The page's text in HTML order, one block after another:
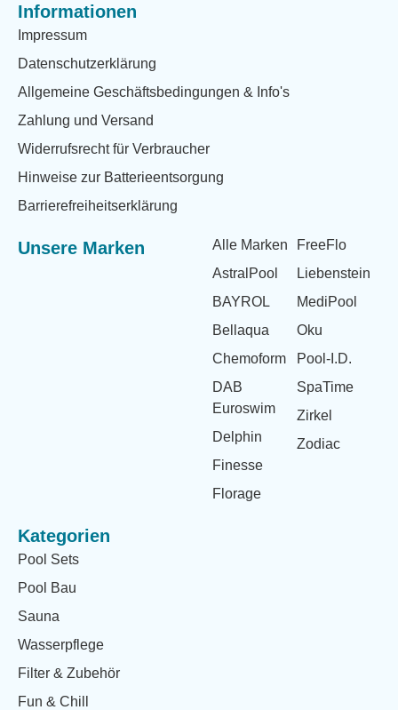
Informationen
Impressum
Datenschutzerklärung
Allgemeine Geschäftsbedingungen & Info's
Zahlung und Versand
Widerrufsrecht für Verbraucher
Hinweise zur Batterieentsorgung
Barrierefreiheitserklärung
Unsere Marken
Alle Marken
AstralPool
BAYROL
Bellaqua
Chemoform
DAB
Euroswim
Delphin
Finesse
Florage
FreeFlo
Liebenstein
MediPool
Oku
Pool-I.D.
SpaTime
Zirkel
Zodiac
Kategorien
Pool Sets
Pool Bau
Sauna
Wasserpflege
Filter & Zubehör
Fun & Chill